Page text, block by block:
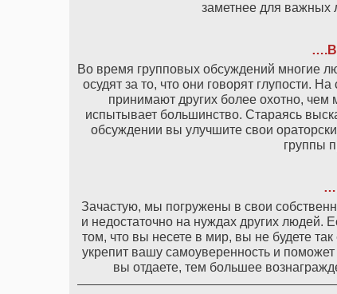
заметнее для важных
Во время групповых обсуждений многие
осудят за то, что они говорят глупости.
принимают других более охотно, чем
испытывает большинство. Стараясь
обсуждении вы улучшите свои
группы
Зачастую, мы погружены в свои
и недостаточно на нуждах других людей.
том, что вы несете в мир, вы не будете
укрепит вашу самоуверенность и
вы отдаете, тем большее